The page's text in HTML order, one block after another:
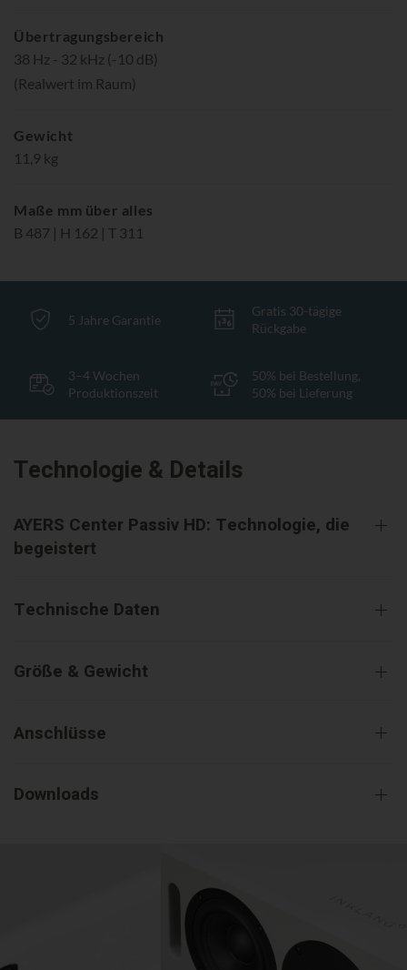
Übertragungsbereich
38 Hz - 32 kHz (-10 dB)
(Realwert im Raum)
Gewicht
11,9 kg
Maße mm über alles
B 487 | H 162 | T 311
5 Jahre Garantie
Gratis 30-tägige
Rückgabe
3–4 Wochen
Produktionszeit
50% bei Bestellung,
50% bei Lieferung
Technologie & Details
AYERS Center Passiv HD: Technologie, die
begeistert
Technische Daten
Größe & Gewicht
Anschlüsse
Downloads